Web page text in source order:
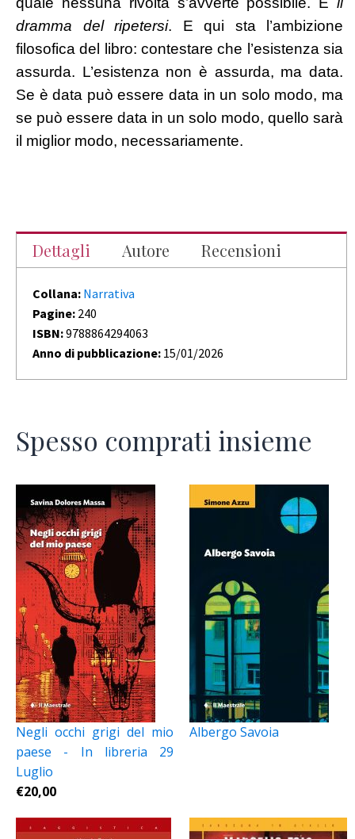
dramma del ripetersi. E qui sta l’ambizione
filosofica del libro: contestare che l’esistenza sia
assurda. L’esistenza non è assurda, ma data.
Se è data può essere data in un solo modo, ma
se può essere data in un solo modo, quello sarà
il miglior modo, necessariamente.
Dettagli Autore Recensioni
Collana: Narrativa
Pagine: 240
ISBN:9788864294063
Anno di pubblicazione: 15/01/2026
Spesso comprati insieme
Negli occhi grigi del mio
paese - In libreria 29
Luglio
€20,00
Albergo Savoia